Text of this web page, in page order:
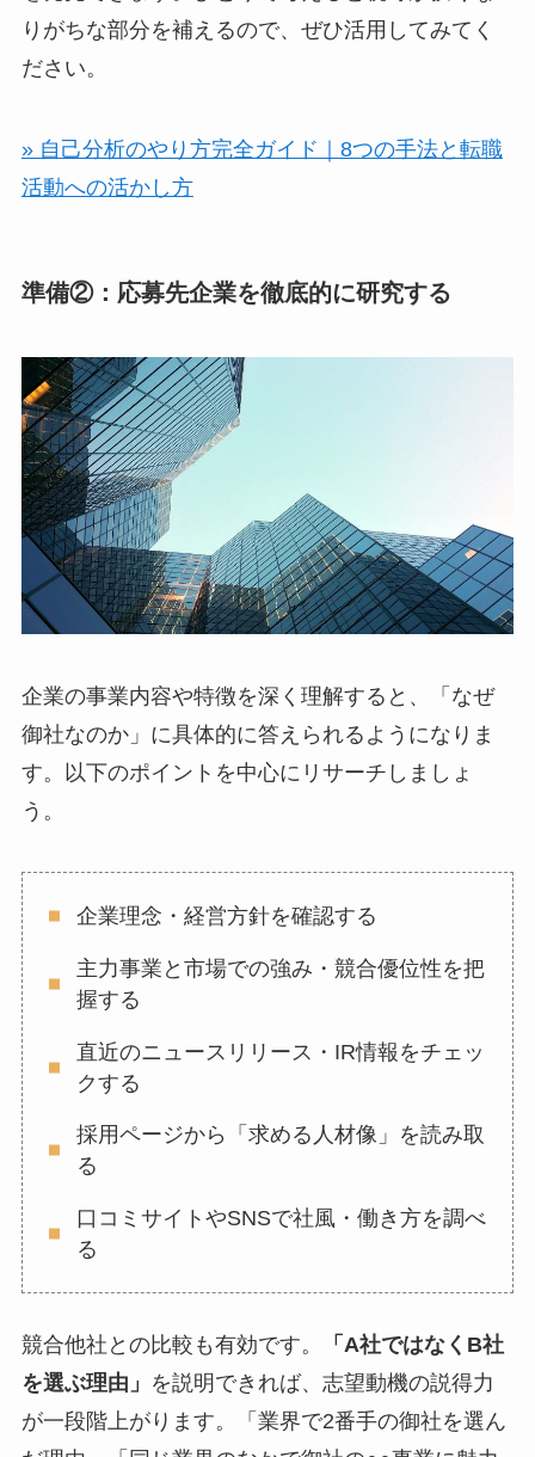
りがちな部分を補えるので、ぜひ活用してみてく
ださい。
» 自己分析のやり方完全ガイド｜8つの手法と転職
活動への活かし方
準備②：応募先企業を徹底的に研究する
企業の事業内容や特徴を深く理解すると、「なぜ
御社なのか」に具体的に答えられるようになりま
す。以下のポイントを中心にリサーチしましょ
う。
企業理念・経営方針を確認する
主力事業と市場での強み・競合優位性を把
握する
直近のニュースリリース・IR情報をチェッ
クする
採用ページから「求める人材像」を読み取
る
口コミサイトやSNSで社風・働き方を調べ
る
競合他社との比較も有効です。
「A社ではなくB社
を選ぶ理由」 を説明できれば、志望動機の説得力
が一段階上がります。「業界で2番手の御社を選ん